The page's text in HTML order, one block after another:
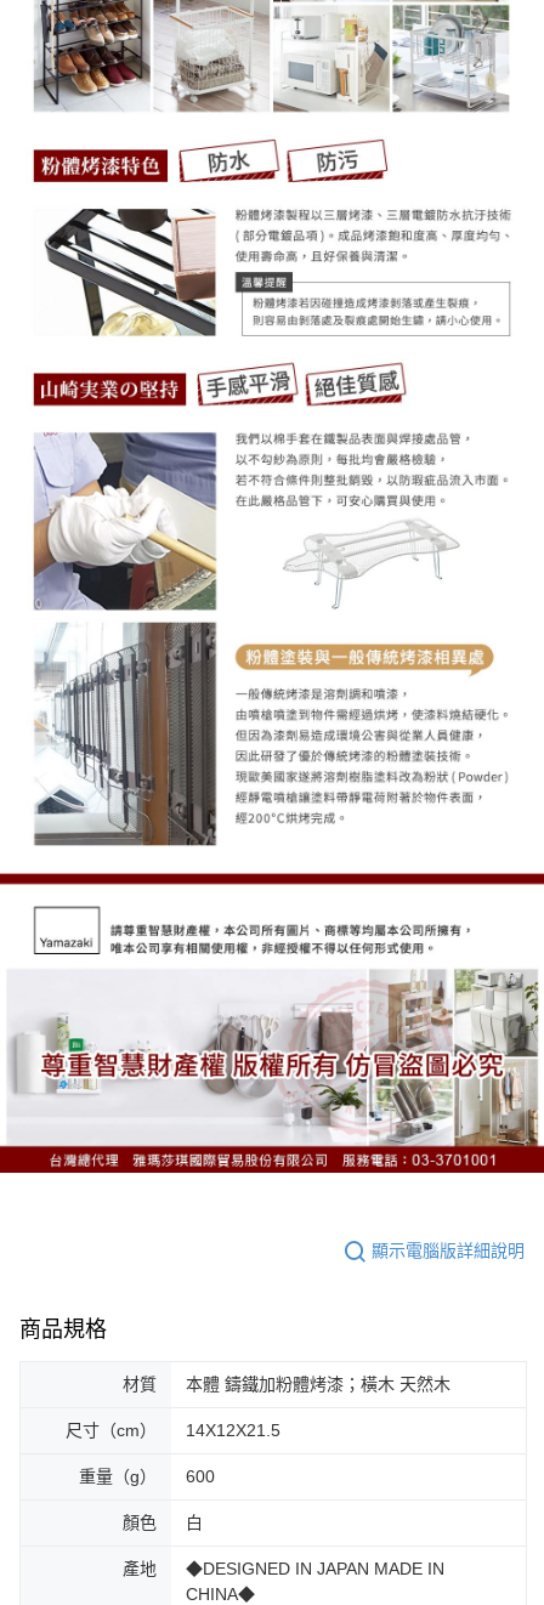
顯示電腦版詳細說明
商品規格
材質 本體 鑄鐵加粉體烤漆；橫木 天然木
尺寸（cm） 14X12X21.5
重量（g） 600
顏色 白
產地
◆DESIGNED IN JAPAN MADE IN
CHINA◆